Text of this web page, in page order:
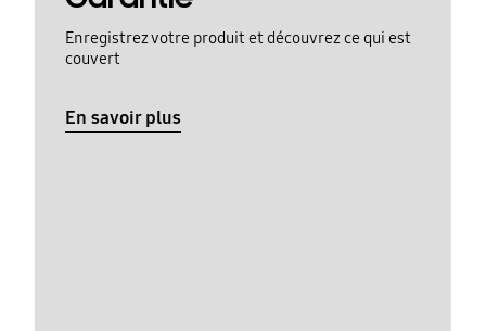
Enregistrez votre produit et découvrez ce qui est
couvert
En savoir plus